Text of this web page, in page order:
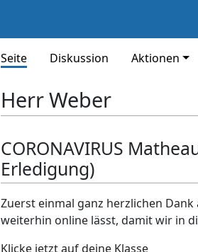
Seite Diskussion Aktionen
Herr Weber
CORONAVIRUS
Erledigung)
Zuerst einmal ganz herzlichen
weiterhin online lässt, damit wir in
Klicke jetzt auf deine Klasse